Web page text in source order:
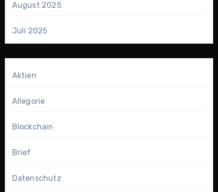
August 2025
Juli 2025
Aktien
Allegorie
Blockchain
Brief
Datenschutz